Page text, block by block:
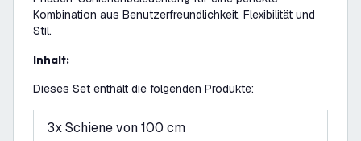
Kombination aus Benutzerfreundlichkeit, Flexibilität und
Stil.
Inhalt:
Dieses Set enthält die folgenden Produkte:
3x Schiene von 100 cm